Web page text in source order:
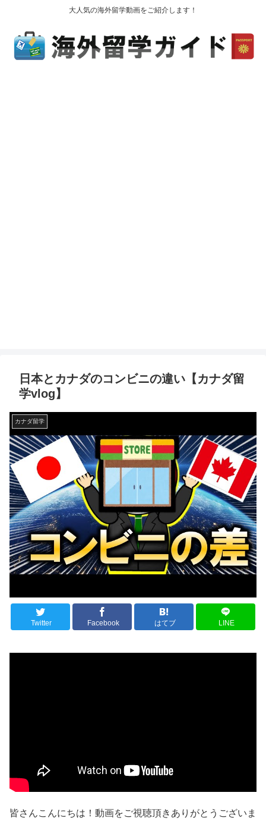
大人気の海外留学動画をご紹介します！
日本とカナダのコンビニの違い【カナダ留
学vlog】
カナダ留学
Twitter Facebook はてブ LINE
皆さんこんにちは！動画をご視聴頂きありがとうございま